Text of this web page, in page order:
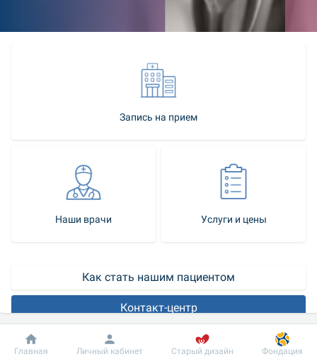
Запись на прием
Наши врачи Услуги и цены
Как стать нашим пациентом
Контакт-центр
Эстетическая гинекология
– это отрасль медицины,
Добробут Информация Пациенту
Главная Личный кабинет Старый дизайн Фондация